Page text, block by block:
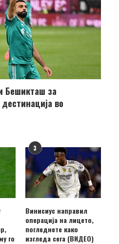
Бешикташ за
во
го
3
Винисиус направил
операција на лицето,
погледнете како
изгледа сега (ВИДЕО)